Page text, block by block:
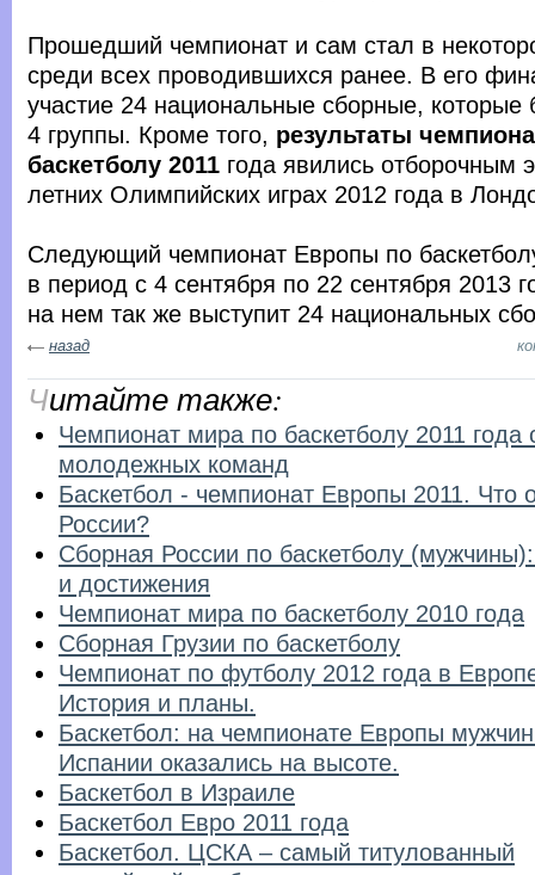
Прошедший чемпионат и сам стал в
среди всех проводившихся ранее. В его
участие 24 национальные сборные,
4 группы. Кроме того, результаты
баскетболу 2011 года явились отборочным
летних Олимпийских играх 2012 года в
Следующий чемпионат Европы по
в период с 4 сентября по 22 сентября 2013
на нем так же выступит 24 национальных
назад
Читайте также:
Чемпионат мира по баскетболу 2011 года
молодежных команд
Баскетбол - чемпионат Европы 2011. Что
России?
Сборная России по баскетболу
и достижения
Чемпионат мира по баскетболу 2010 года
Сборная Грузии по баскетболу
Чемпионат по футболу 2012 года в
История и планы.
Баскетбол: на чемпионате Европы
Испании оказались на высоте.
Баскетбол в Израиле
Баскетбол Евро 2011 года
Баскетбол. ЦСКА – самый титулованный